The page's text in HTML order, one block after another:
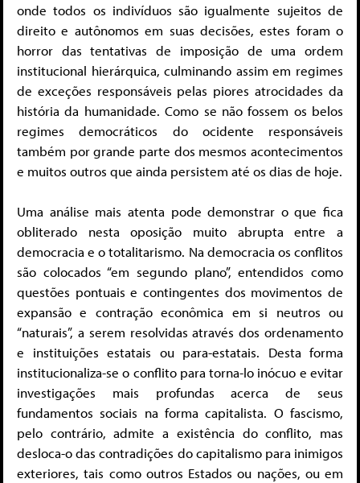
onde todos os indivíduos são igualmente sujeitos de
direito e autônomos em suas decisões, estes foram o
horror das tentativas de imposição de uma ordem
institucional hierárquica, culminando assim em regimes
de exceções responsáveis pelas piores atrocidades da
história da humanidade. Como se não fossem os belos
regimes democráticos do ocidente responsáveis
também por grande parte dos mesmos acontecimentos
e muitos outros que ainda persistem até os dias de hoje.
Uma análise mais atenta pode demonstrar o que fica
obliterado nesta oposição muito abrupta entre a
democracia e o totalitarismo. Na democracia os conflitos
são colocados “em segundo plano”, entendidos como
questões pontuais e contingentes dos movimentos de
expansão e contração econômica em si neutros ou
“naturais”, a serem resolvidas através dos ordenamento
e instituições estatais ou para-estatais. Desta forma
institucionaliza-se o conflito para torna-lo inócuo e evitar
investigações mais profundas acerca de seus
fundamentos sociais na forma capitalista. O fascismo,
pelo contrário, admite a existência do conflito, mas
desloca-o das contradições do capitalismo para inimigos
exteriores, tais como outros Estados ou nações, ou em